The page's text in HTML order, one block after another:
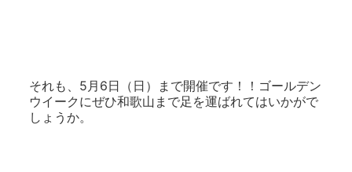
それも、5月6日（日）まで開催です！！ゴールデン
ウイークにぜひ和歌山まで足を運ばれてはいかがで
しょうか。